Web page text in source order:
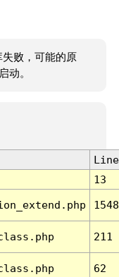
败，可能的原
动。
Line
13
1548
211
62